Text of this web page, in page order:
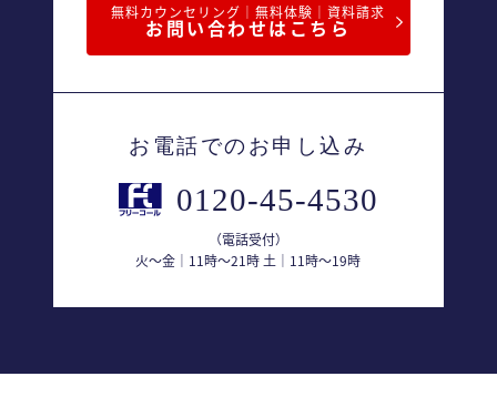
無料カウンセリング｜無料体験｜資料請求
お問い合わせはこちら
お電話でのお申し込み
0120-45-4530
（電話受付）
火〜金｜11時〜21時 土｜11時〜19時